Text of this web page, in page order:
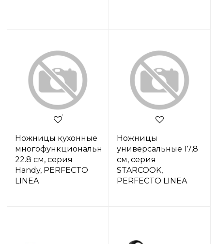
Ножницы кухонные
многофункциональные
22.8 см, серия
Handy, PERFECTO
LINEA
Ножницы
универсальные 17,8
см, серия
STARCOOK,
PERFECTO LINEA